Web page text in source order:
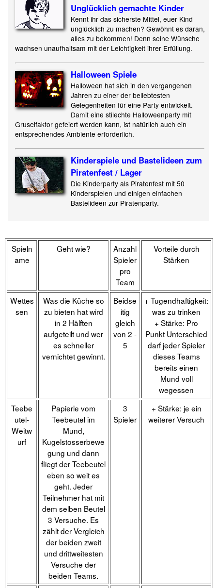
Unglücklich gemachte Kinder
Kennt ihr das sicherste Mittel, euer Kind
unglücklich zu machen? Gewöhnt es daran,
alles zu bekommen! Denn seine Wünsche
wachsen unaufhaltsam mit der Leichtigkeit ihrer Erfüllung.
Halloween Spiele
Halloween hat sich in den vergangenen
Jahren zu einer der beliebtesten
Gelegenheiten für eine Party entwickelt.
Damit eine stilechte Halloweenparty mit
Gruselfaktor gefeiert werden kann, ist natürlich auch ein
entsprechendes Ambiente erforderlich.
Kinderspiele und Bastelideen zum
Piratenfest / Lager
Die Kinderparty als Piratenfest mit 50
Kinderspielen und einigen einfachen
Bastelideen zur Piratenparty.
Spieln
ame
Geht wie?
Anzahl
Spieler
pro
Team
Vorteile durch
Stärken
Wettes
sen
Was die Küche so
zu bieten hat wird
in 2 Hälften
aufgeteilt und wer
es schneller
vernichtet gewinnt.
Beidse
itig
gleich
von 2 -
5
+ Tugendhaftigkeit:
was zu trinken
+ Stärke: Pro
Punkt Unterschied
darf jeder Spieler
dieses Teams
bereits einen
Mund voll
wegessen
Teebe
utel-
Weitw
urf
Papierle vom
Teebeutel im
Mund,
Kugelstosserbewe
gung und dann
fliegt der Teebeutel
eben so weit es
geht. Jeder
Teilnehmer hat mit
dem selben Beutel
3 Versuche. Es
zählt der Vergleich
der beiden zweit
und drittweitesten
Versuche der
beiden Teams.
3
Spieler
+ Stärke: je ein
weiterer Versuch